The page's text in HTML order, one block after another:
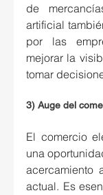
de
artificial
por las
mejorar la
tomar
3) Auge del
El comercio
una
acercamiento
actual. Es